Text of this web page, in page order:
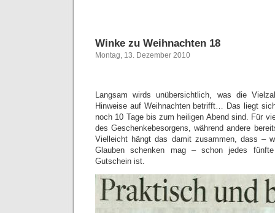
Winke zu Weihnachten 18
Montag, 13. Dezember 2010
Langsam wirds unübersichtlich, was die
Hinweise auf Weihnachten betrifft… Das liegt
noch 10 Tage bis zum heiligen Abend sind. Für
des Geschenkebesorgens, während andere
Vielleicht hängt das damit zusammen, dass –
Glauben schenken mag – schon jedes fünfte
Gutschein ist.